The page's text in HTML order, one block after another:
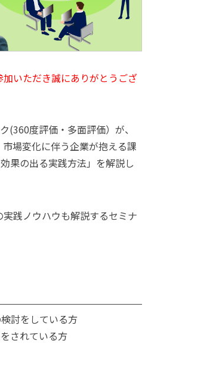
いただき誠にありがとうござ
(360度評価・多面評価）が、
場変化に伴う企業が抱える課
果の出る実践方法」を解説し
践ノウハウも解説するセミナ
討をしている方
されている方